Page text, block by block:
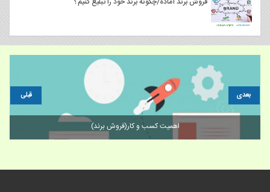
تمام مراحل ثبت برند مواد شوینده
قبلی بعدی